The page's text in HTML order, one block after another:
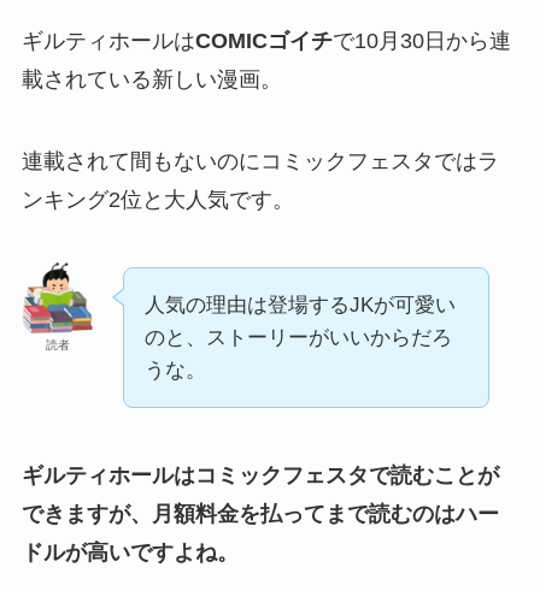
ギルティホールはCOMICゴイチで10月30日から連
載されている新しい漫画。
連載されて間もないのにコミックフェスタではラ
ンキング2位と大人気です。
読者
人気の理由は登場するJKが可愛い
のと、ストーリーがいいからだろ
うな。
ギルティホールはコミックフェスタで読むことが
できますが、月額料金を払ってまで読むのはハー
ドルが高いですよね。